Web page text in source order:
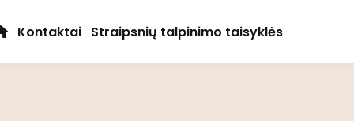
Kontaktai Straipsnių talpinimo taisyklės